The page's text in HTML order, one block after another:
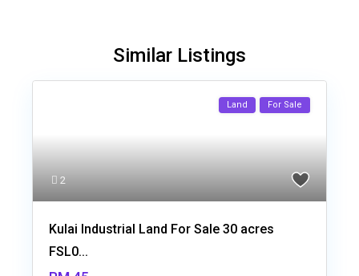
Similar Listings
2
Land For Sale
Kulai Industrial Land For Sale 30 acres
FSL0...